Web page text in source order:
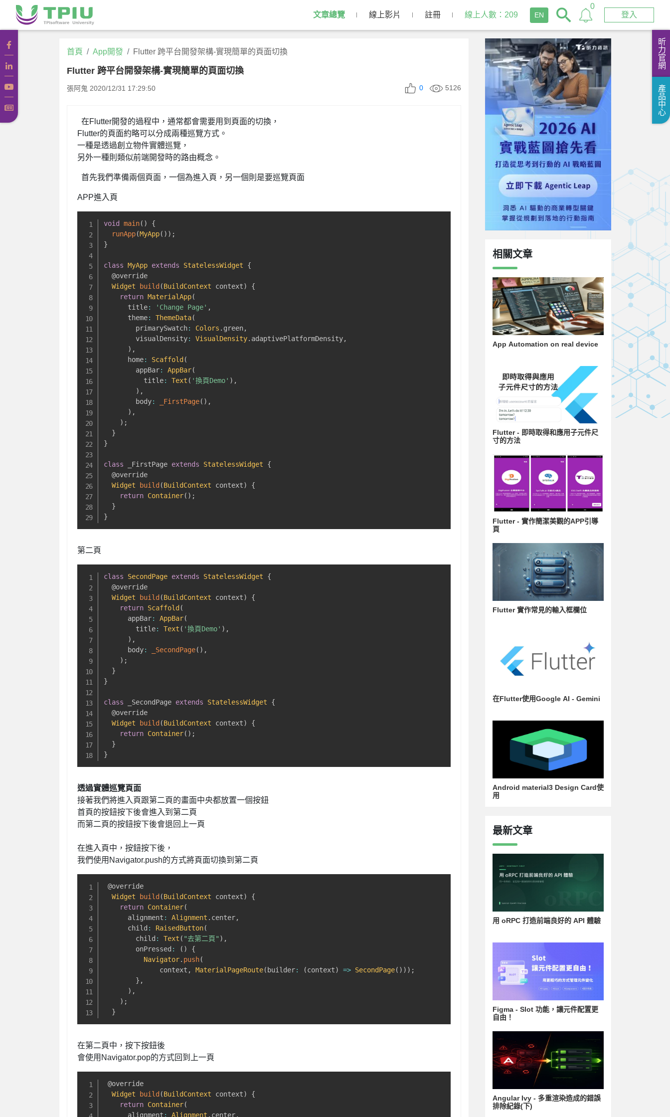
文章總覽 線上影片 註冊 線上人數：209 EN
0
登入
昕力官網
產品中心
首頁 App開發 Flutter 跨平台開發架構-實現簡單的頁面切換
Flutter 跨平台開發架構-實現簡單的頁面切換
張阿鬼 2020/12/31 17:29:50 0 5126
在Flutter開發的過程中，通常都會需要用到頁面的切換，
Flutter的頁面約略可以分成兩種巡覽方式。
一種是透過創立物件實體巡覽，
另外一種則類似前端開發時的路由概念。
首先我們準備兩個頁面，一個為進入頁，另一個則是要巡覽頁面
APP進入頁
void main( )
{
runApp(MyApp( ) ) ;
}
class MyApp extends StatelessWidget
{
@override
Widget
build (BuildContext context)
{
return MaterialApp(
      title
: 'Change Page' ,
      theme
: ThemeData(
        primarySwatch
: Colors . green,
        visualDensity
: VisualDensity. adaptivePlatformDensity,
) ,
      home
: Scaffold (
        appBar
: AppBar(
          title
: Text ( '換頁Demo' ) ,
) ,
        body
: _FirstPage( ) ,
) ,
) ;
}
}
class _FirstPage extends StatelessWidget
{
@override
Widget
build (BuildContext context)
{
return Container( ) ;
}
}
第二頁
class SecondPage extends StatelessWidget
{
@override
Widget
build (BuildContext context)
{
return Scaffold (
      appBar
: AppBar(
        title
: Text ( '換頁Demo' ) ,
) ,
      body
: _SecondPage( ) ,
) ;
}
}
class _SecondPage extends StatelessWidget
{
@override
Widget
build (BuildContext context)
{
return Container( ) ;
}
}
透過實體巡覽頁面
接著我們將進入頁跟第二頁的畫面中央都放置一個按鈕
首頁的按鈕按下後會進入到第二頁
而第二頁的按鈕按下後會退回上一頁
在進入頁中，按鈕按下後，
我們使用Navigator.push的方式將頁面切換到第二頁
@override
Widget
build (BuildContext context)
{
return Container(
      alignment
: Alignment . center,
      child
: RaisedButton(
        child
: Text ( "去第二頁" ) ,
        onPressed
: ( )
{
Navigator. push(
              context
, MaterialPageRoute( builder: (context) => SecondPage( ) ) ) ;
} ,
) ,
) ;
}
在第二頁中，按下按鈕後
會使用Navigator.pop的方式回到上一頁
@override
Widget
build (BuildContext context)
{
return Container(
      alignment
: Alignment . center,
相關文章
App Automation on real device
Flutter - 即時取得和應用子元件尺
寸的方法
Flutter - 實作簡潔美觀的APP引導
頁
Flutter 實作常見的輸入框欄位
在Flutter使用Google AI - Gemini
Android material3 Design Card使
用
最新文章
用 oRPC 打造前端良好的 API 體驗
Figma - Slot 功能，讓元件配置更
自由！
Angular Ivy - 多重渲染造成的錯誤
排除紀錄(下)